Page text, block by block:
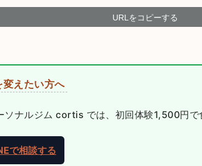
URLをコピーする
変えたい方へ
ソナルジム cortis では、初回体験1,500円で
で相談する